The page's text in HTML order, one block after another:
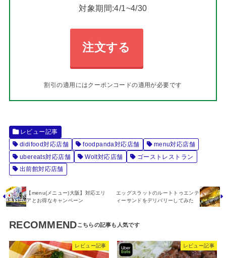
対象期間:4/1~4/30
注文する
割引の適用にはクーポンコードの適用が必要です
レビュー記事
didifood対応店舗
foodpanda対応店舗
menu対応店舗
ubereats対応店舗
Wolt対応店舗
ゴーストレストラン
出前館対応店舗
【menu(メニュー)大阪】対応エリ
アとお得なキャンペーン
エッグスラットのルートトゥエンテ
ィーサンドをデリバリーしてみた
RECOMMEND
レビュー記事 レビュー記事